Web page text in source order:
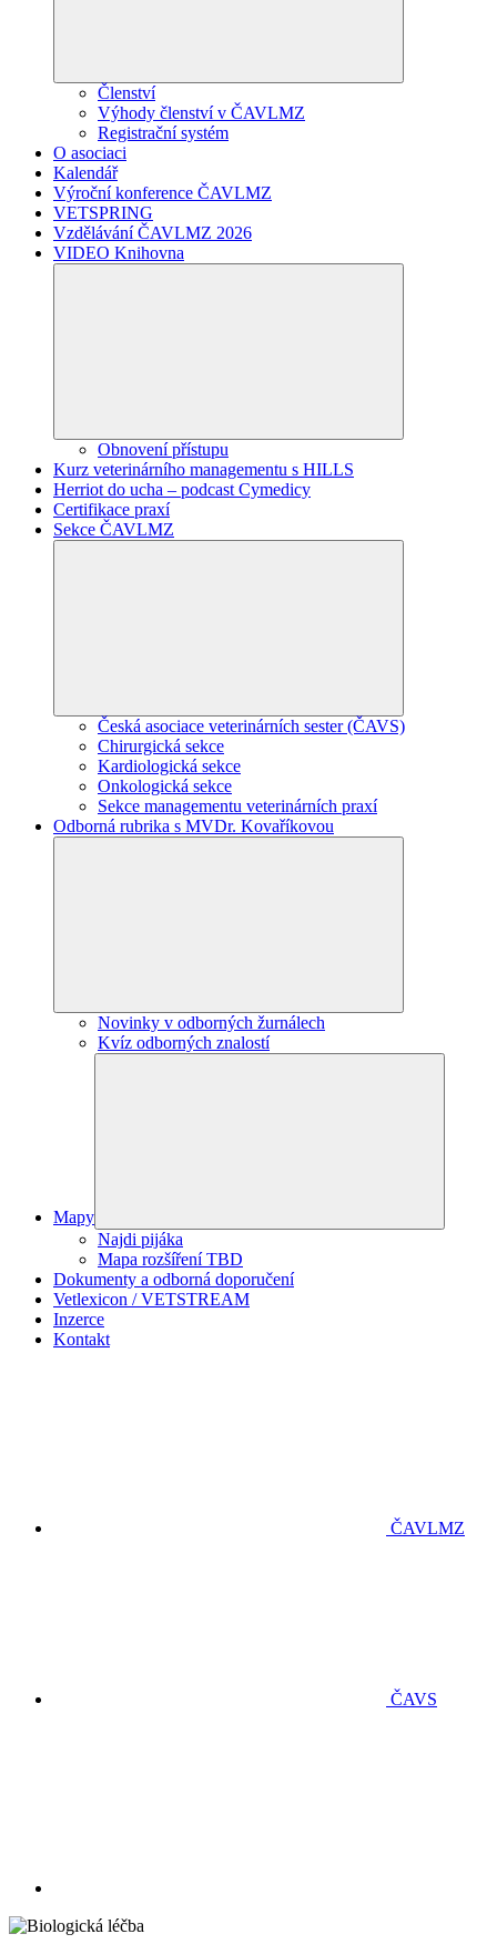
Členství
Výhody členství v ČAVLMZ
Registrační systém
O asociaci
Kalendář
Výroční konference ČAVLMZ
VETSPRING
Vzdělávání ČAVLMZ 2026
VIDEO Knihovna
Obnovení přístupu
Kurz veterinárního managementu s HILLS
Herriot do ucha – podcast Cymedicy
Certifikace praxí
Sekce ČAVLMZ
Česká asociace veterinárních sester (ČAVS)
Chirurgická sekce
Kardiologická sekce
Onkologická sekce
Sekce managementu veterinárních praxí
Odborná rubrika s MVDr. Kovaříkovou
Novinky v odborných žurnálech
Kvíz odborných znalostí
Mapy
Najdi pijáka
Mapa rozšíření TBD
Dokumenty a odborná doporučení
Vetlexicon / VETSTREAM
Inzerce
Kontakt
ČAVLMZ
ČAVS